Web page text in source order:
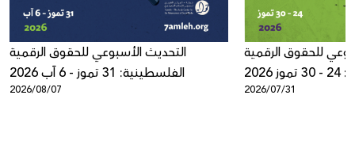
التحديث الأسبوعي للحقوق الرقمية
الفلسطينية: 31 تموز - 6 آب 2026
2026/08/07
للحقوق الرقمية
2026
2026/07/31